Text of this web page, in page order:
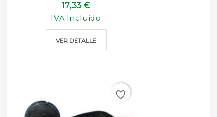
17,33 €
IVA Incluido
VER DETALLE
favorite_border